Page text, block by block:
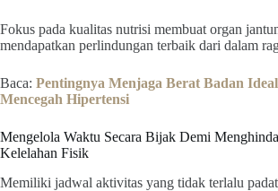
Fokus pada kualitas nutrisi membuat organ
mendapatkan perlindungan terbaik dari dalam
Baca: Pentingnya Menjaga Berat Badan
Mencegah Hipertensi
Mengelola Waktu Secara Bijak Demi
Kelelahan Fisik
Memiliki jadwal aktivitas yang tidak terlalu padat